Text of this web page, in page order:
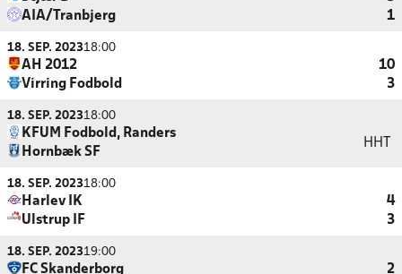
AIA/Tranbjerg
1
18. SEP. 202318:00
AH 2012
10
Virring Fodbold
3
18. SEP. 202318:00
KFUM Fodbold, Randers
Hornbæk SF
HHT
18. SEP. 202318:00
Harlev IK
4
Ulstrup IF
3
18. SEP. 202319:00
FC Skanderborg
2